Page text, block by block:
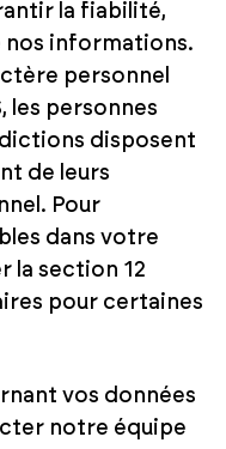
la fiabilité,
nos informations.
personnel
les personnes
disposent
de leurs
Pour
dans votre
la section 12
pour certaines
vos données
notre équipe